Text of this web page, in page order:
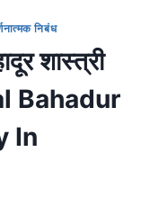
निबंध
शास्त्री
Bahadur
In